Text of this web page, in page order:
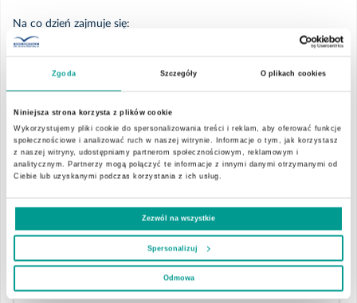
Zgoda Szczegóły O plikach cookies
Niniejsza strona korzysta z plików cookie
Wykorzystujemy pliki cookie do spersonalizowania treści i reklam, aby oferować funkcje
społecznościowe i analizować ruch w naszej witrynie. Informacje o tym, jak korzystasz
z naszej witryny, udostępniamy partnerom społecznościowym, reklamowym i
analitycznym. Partnerzy mogą połączyć te informacje z innymi danymi otrzymanymi od
Ciebie lub uzyskanymi podczas korzystania z ich usług.
Zezwól na wszystkie
Spersonalizuj
Odmowa
Na co dzień zajmuje się:
leczeniem nagłych bądź przewlekłych infekcji dróg rodnych
potrzeb pacjentki, bądź kontynuacją
zaburzeniami miesiączkowania
menopauzą
>> Przejdź do poradni ginekologicznej